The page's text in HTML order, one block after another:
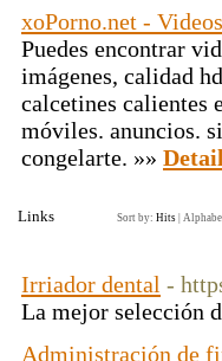
xoPorno.net -
Puedes encontrar
imágenes, calidad
calcetines calientes
móviles. anuncios.
congelarte. »»
Links Sort by: Hits
Irriador dental -
La mejor selección
Administración de